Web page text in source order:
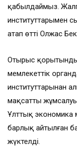
қабылдаймыз.
институттарымен
атап өтті Олжас
Отырыс
мемлекеттік
институттарынан
мақсатты
Ұлттық экономика
барлық айтылған
жүктелді.